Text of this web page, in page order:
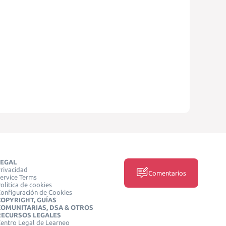
Terms
de cookies
de Cookies
GUÍAS
DSA & OTROS
LEGALES
Legal de Learneo
Comentarios